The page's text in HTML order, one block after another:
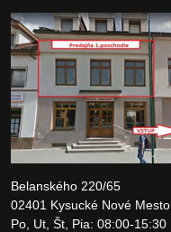
Belanského 220/65
02401 Kysucké Nové Mesto
Po, Ut, Št, Pia: 08:00-15:30